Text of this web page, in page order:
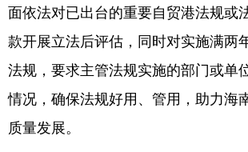
面依法对已出台的重要自贸港法规或
款开展立法后评估，同时对实施满两
法规，要求主管法规实施的部门或单
情况，确保法规好用、管用，助力海
质量发展。